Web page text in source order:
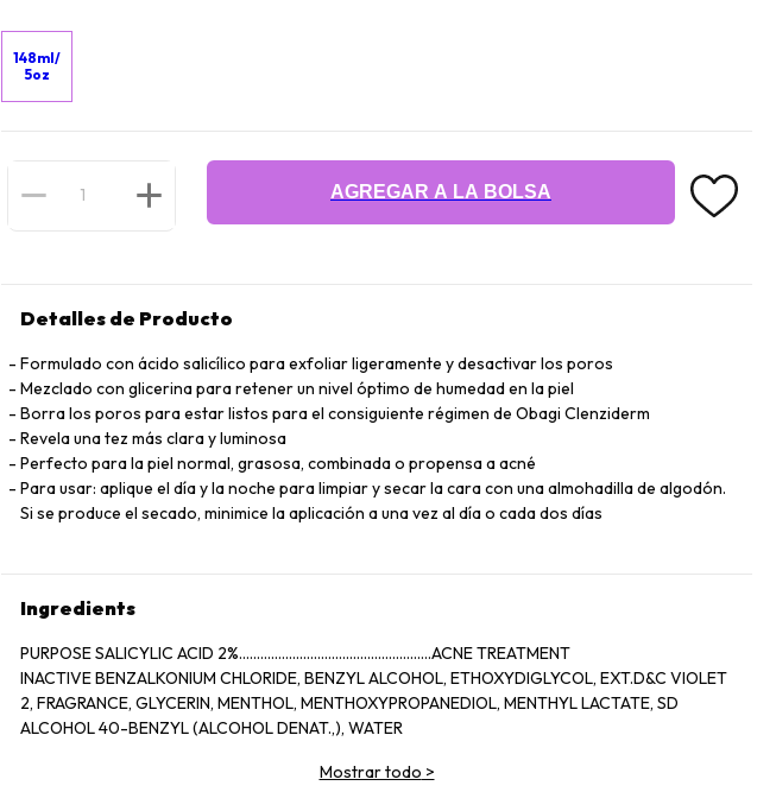
148ml/
5oz
AGREGAR A LA BOLSA
Detalles de Producto
Formulado con ácido salicílico para exfoliar ligeramente y desactivar los poros
Mezclado con glicerina para retener un nivel óptimo de humedad en la piel
Borra los poros para estar listos para el consiguiente régimen de Obagi Clenziderm
Revela una tez más clara y luminosa
Perfecto para la piel normal, grasosa, combinada o propensa a acné
Para usar: aplique el día y la noche para limpiar y secar la cara con una almohadilla de algodón.
Si se produce el secado, minimice la aplicación a una vez al día o cada dos días
Ingredients
PURPOSE SALICYLIC ACID 2%......................................................ACNE TREATMENT
INACTIVE BENZALKONIUM CHLORIDE, BENZYL ALCOHOL, ETHOXYDIGLYCOL, EXT.D&C VIOLET
2, FRAGRANCE, GLYCERIN, MENTHOL, MENTHOXYPROPANEDIOL, MENTHYL LACTATE, SD
ALCOHOL 40-BENZYL (ALCOHOL DENAT.,), WATER
Mostrar todo >